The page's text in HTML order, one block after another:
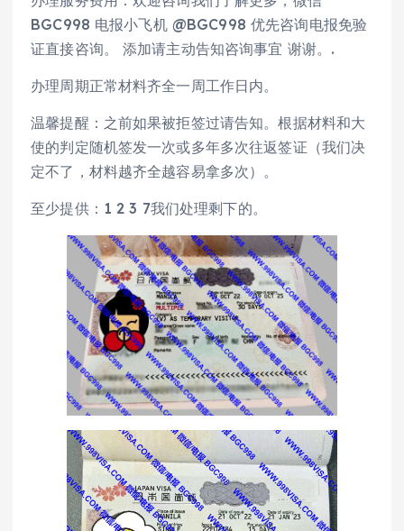
BGC998 电报小飞机 @BGC998 优先咨询电报免验
证直接咨询。 添加请主动告知咨询事宜 谢谢。.
办理周期正常材料齐全一周工作日内。
温馨提醒：之前如果被拒签过请告知。根据材料和大
使的判定随机签发一次或多年多次往返签证（我们决
定不了，材料越齐全越容易拿多次）。
至少提供：1 2 3 7我们处理剩下的。